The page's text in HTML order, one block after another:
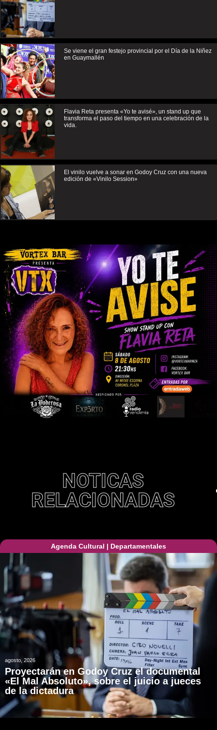
Se viene el gran festejo provincial por el Día de la Niñez
en Guaymallén
Flavia Reta presenta «Yo te avisé», un stand up que
transforma el paso del tiempo en una celebración de la
vida.
El vinilo vuelve a sonar en Godoy Cruz con una nueva
edición de «Vinilo Session»
NOTICAS
RELACIONADAS
Agenda Cultural | Departamentales
agosto, 2026
Proyectarán en Godoy Cruz el documental
«El Mal Absoluto», sobre el juicio a jueces
de la dictadura